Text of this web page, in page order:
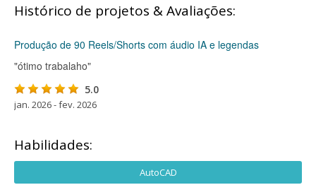
Histórico de projetos & Avaliações:
Produção de 90 Reels/Shorts com áudio IA e legendas
"ótimo trabalaho"
5.0
jan. 2026 - fev. 2026
Habilidades:
AutoCAD